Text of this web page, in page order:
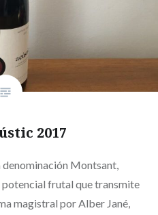
2017
denominación Montsant,
potencial frutal que transmite
magistral por Alber Jané,